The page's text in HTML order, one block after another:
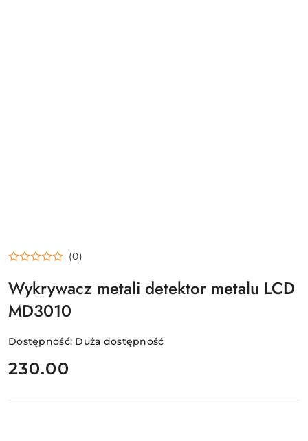
(0)
Wykrywacz metali detektor metalu LCD
MD3010
Dostępność: Duża dostępność
cena:
230.00